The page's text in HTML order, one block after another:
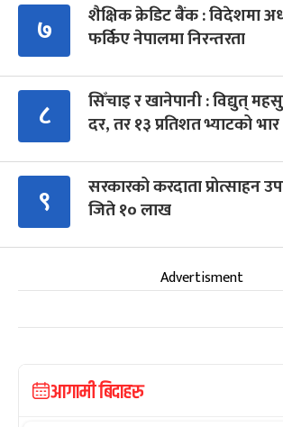
७
शैक्षिक क्रेडिट बैंक : विदेशमा
फर्किए नेपालमा निरन्तरता
८
सिँचाइ र खानेपानी : विद्युत्
दर, तर १३ प्रतिशत भ्याटको भार
९
सरकारको करदाता प्रोत्साहन
जिते १० लाख
Advertisment
आगामी बिदाहरु